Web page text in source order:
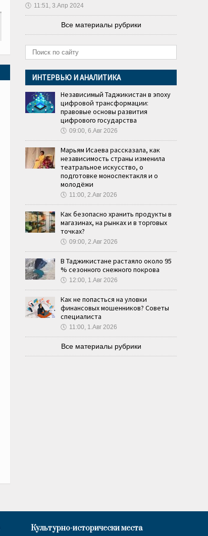
🕔 11:51, 3.Апр 2024
Все материалы рубрики
ИНТЕРВЬЮ И АНАЛИТИКА
Независимый Таджикистан в эпоху
цифровой трансформации:
правовые основы развития
цифрового государства
🕔 09:00, 6.Авг 2026
Марьям Исаева рассказала, как
независимость страны изменила
театральное искусство, о
подготовке моноспектакля и о
молодёжи
🕔 11:00, 2.Авг 2026
Как безопасно хранить продукты в
магазинах, на рынках и в торговых
точках?
🕔 09:00, 2.Авг 2026
В Таджикистане растаяло около 95
% сезонного снежного покрова
🕔 12:00, 1.Авг 2026
Как не попасться на уловки
финансовых мошенников? Советы
специалиста
🕔 11:00, 1.Авг 2026
Все материалы рубрики
Культурно-исторически места